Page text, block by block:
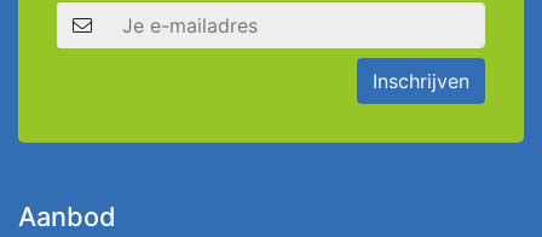
E-mailadres
Inschrijven
Aanbod